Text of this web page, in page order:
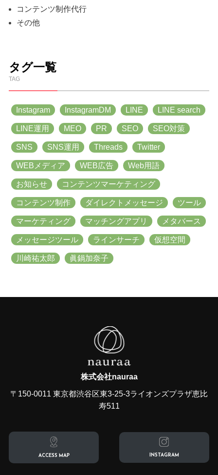
コンテンツ制作代行
その他
タグ一覧
TAG
Instagram InstagramDM LINE LINE search
LINE運用 MEO PR SEO SEO対策
SNS SNS運用 Threads Twitter
WEBメディア WEB広告 Web用語
お知らせ コンテンツマーケティング
コンテンツ制作 ダイレクトメッセージ ツール
マーケティング マッチングアプリ メタバース
メッセージツール ラインサーチ 仮想空間
川崎祐太郎 眞鍋加奈子
株式会社nauraa
〒150-0011 東京都渋谷区東3-25-3ライオンズプラザ恵比
寿511
ACCESS MAP INSTAGRAM